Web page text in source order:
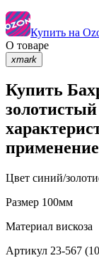
Купить на
О товаре
xmark
Купить
применение
Цвет синий/
Размер 100мм
Материал вискоза
Артикул 23-567